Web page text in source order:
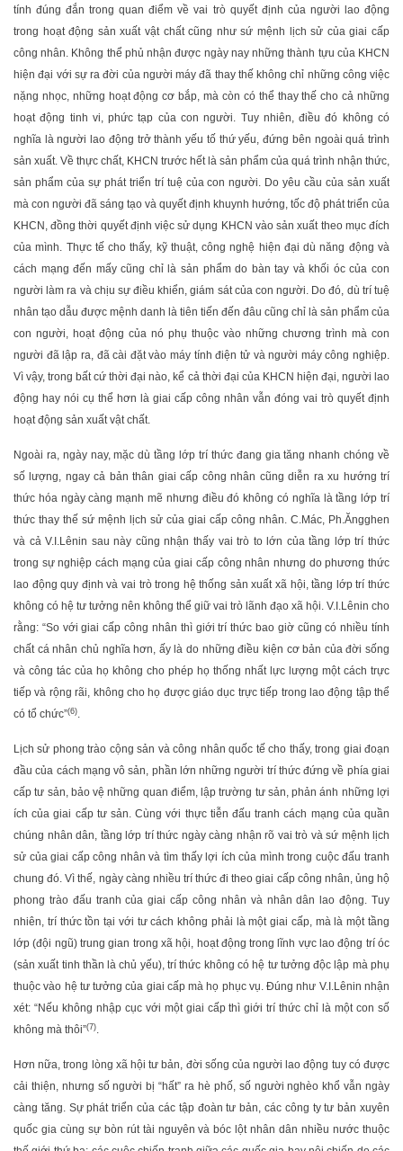
tính đúng đắn trong quan điểm về vai trò quyết định của người lao động
trong hoạt động sản xuất vật chất cũng như sứ mệnh lịch sử của giai cấp
công nhân. Không thể phủ nhận được ngày nay những thành tựu của KHCN
hiện đại với sự ra đời của người máy đã thay thế không chỉ những công việc
nặng nhọc, những hoạt động cơ bắp, mà còn có thể thay thế cho cả những
hoạt động tinh vi, phức tạp của con người. Tuy nhiên, điều đó không có
nghĩa là người lao động trở thành yếu tố thứ yếu, đứng bên ngoài quá trình
sản xuất. Về thực chất, KHCN trước hết là sản phẩm của quá trình nhận thức,
sản phẩm của sự phát triển trí tuệ của con người. Do yêu cầu của sản xuất
mà con người đã sáng tạo và quyết định khuynh hướng, tốc độ phát triển của
KHCN, đồng thời quyết định việc sử dụng KHCN vào sản xuất theo mục đích
của mình. Thực tế cho thấy, kỹ thuật, công nghệ hiện đại dù năng động và
cách mạng đến mấy cũng chỉ là sản phẩm do bàn tay và khối óc của con
người làm ra và chịu sự điều khiển, giám sát của con người. Do đó, dù trí tuệ
nhân tạo dẫu được mệnh danh là tiên tiến đến đâu cũng chỉ là sản phẩm của
con người, hoạt động của nó phụ thuộc vào những chương trình mà con
người đã lập ra, đã cài đặt vào máy tính điện tử và người máy công nghiệp.
Vì vậy, trong bất cứ thời đại nào, kể cả thời đại của KHCN hiện đại, người lao
động hay nói cụ thể hơn là giai cấp công nhân vẫn đóng vai trò quyết định
hoạt động sản xuất vật chất.
Ngoài ra, ngày nay, mặc dù tầng lớp trí thức đang gia tăng nhanh chóng về
số lượng, ngay cả bản thân giai cấp công nhân cũng diễn ra xu hướng trí
thức hóa ngày càng mạnh mẽ nhưng điều đó không có nghĩa là tầng lớp trí
thức thay thế sứ mệnh lịch sử của giai cấp công nhân. C.Mác, Ph.Ăngghen
và cả V.I.Lênin sau này cũng nhận thấy vai trò to lớn của tầng lớp trí thức
trong sự nghiệp cách mạng của giai cấp công nhân nhưng do phương thức
lao động quy định và vai trò trong hệ thống sản xuất xã hội, tầng lớp trí thức
không có hệ tư tưởng nên không thể giữ vai trò lãnh đạo xã hội. V.I.Lênin cho
rằng: “So với giai cấp công nhân thì giới trí thức bao giờ cũng có nhiều tính
chất cá nhân chủ nghĩa hơn, ấy là do những điều kiện cơ bản của đời sống
và công tác của họ không cho phép họ thống nhất lực lượng một cách trực
tiếp và rộng rãi, không cho họ được giáo dục trực tiếp trong lao động tập thể
có tổ chức”(6).
Lịch sử phong trào cộng sản và công nhân quốc tế cho thấy, trong giai đoạn
đầu của cách mạng vô sản, phần lớn những người trí thức đứng về phía giai
cấp tư sản, bảo vệ những quan điểm, lập trường tư sản, phản ánh những lợi
ích của giai cấp tư sản. Cùng với thực tiễn đấu tranh cách mạng của quần
chúng nhân dân, tầng lớp trí thức ngày càng nhận rõ vai trò và sứ mệnh lịch
sử của giai cấp công nhân và tìm thấy lợi ích của mình trong cuộc đấu tranh
chung đó. Vì thế, ngày càng nhiều trí thức đi theo giai cấp công nhân, ủng hộ
phong trào đấu tranh của giai cấp công nhân và nhân dân lao động. Tuy
nhiên, trí thức tồn tại với tư cách không phải là một giai cấp, mà là một tầng
lớp (đội ngũ) trung gian trong xã hội, hoạt động trong lĩnh vực lao động trí óc
(sản xuất tinh thần là chủ yếu), trí thức không có hệ tư tưởng độc lập mà phụ
thuộc vào hệ tư tưởng của giai cấp mà họ phục vụ. Đúng như V.I.Lênin nhận
xét: “Nếu không nhập cục với một giai cấp thì giới trí thức chỉ là một con số
không mà thôi”(7).
Hơn nữa, trong lòng xã hội tư bản, đời sống của người lao động tuy có được
cải thiện, nhưng số người bị “hất” ra hè phố, số người nghèo khổ vẫn ngày
càng tăng. Sự phát triển của các tập đoàn tư bản, các công ty tư bản xuyên
quốc gia cùng sự bòn rút tài nguyên và bóc lột nhân dân nhiều nước thuộc